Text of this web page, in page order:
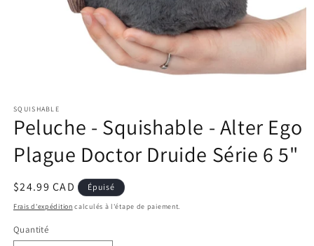
média
1
dans
fenêtre
modale
SQUISHABLE
Peluche - Squishable - Alter Ego
Plague Doctor Druide Série 6 5"
Prix
habituel
$24.99 CAD Épuisé
Frais d'expédition calculés à l'étape de paiement.
Quantité